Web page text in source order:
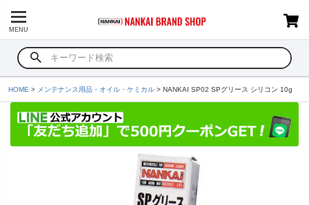
MENU
HOME メンテナンス用品・オイル・ケミカル NANKAI SP02 SPグリース シリコン 10g